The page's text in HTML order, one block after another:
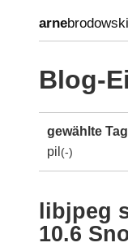
arnebrodowski
Blog-
gewählte
pil (-)
libjpeg
10.6